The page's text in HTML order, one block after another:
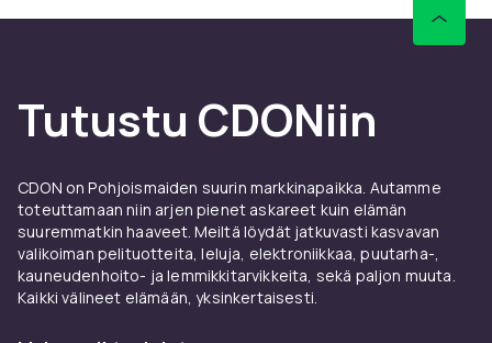
Tutustu CDONiin
CDON on Pohjoismaiden suurin markkinapaikka. Autamme
toteuttamaan niin arjen pienet askareet kuin elämän
suuremmatkin haaveet. Meiltä löydät jatkuvasti kasvavan
valikoiman pelituotteita, leluja, elektroniikkaa, puutarha-,
kauneudenhoito- ja lemmikkitarvikkeita, sekä paljon muuta.
Kaikki välineet elämään, yksinkertaisesti.